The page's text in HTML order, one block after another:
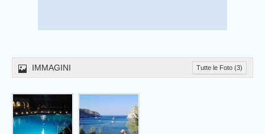
IMMAGINI Tutte le Foto (3)